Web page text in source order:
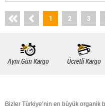
1 2 3
Aynı Gün Kargo Ücretli Kargo
Bizler Türkiye’nin en büyük organik